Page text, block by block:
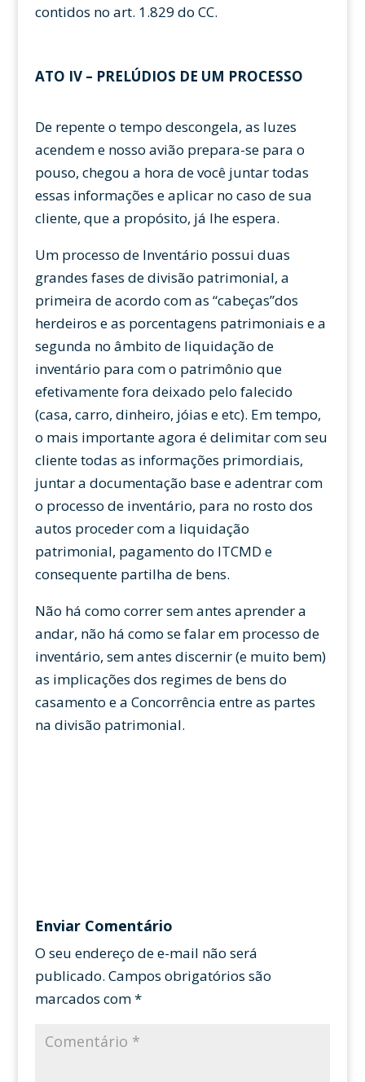
contidos no art. 1.829 do CC.
ATO IV – PRELÚDIOS DE UM PROCESSO
De repente o tempo descongela, as luzes
acendem e nosso avião prepara-se para o
pouso, chegou a hora de você juntar todas
essas informações e aplicar no caso de sua
cliente, que a propósito, já lhe espera.
Um processo de Inventário possui duas
grandes fases de divisão patrimonial, a
primeira de acordo com as “cabeças”dos
herdeiros e as porcentagens patrimoniais e a
segunda no âmbito de liquidação de
inventário para com o patrimônio que
efetivamente fora deixado pelo falecido
(casa, carro, dinheiro, jóias e etc). Em tempo,
o mais importante agora é delimitar com seu
cliente todas as informações primordiais,
juntar a documentação base e adentrar com
o processo de inventário, para no rosto dos
autos proceder com a liquidação
patrimonial, pagamento do ITCMD e
consequente partilha de bens.
Não há como correr sem antes aprender a
andar, não há como se falar em processo de
inventário, sem antes discernir (e muito bem)
as implicações dos regimes de bens do
casamento e a Concorrência entre as partes
na divisão patrimonial.
Enviar Comentário
O seu endereço de e-mail não será
publicado. Campos obrigatórios são
marcados com*